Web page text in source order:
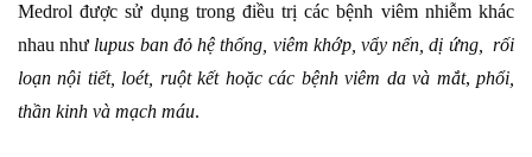
Medrol được sử dụng trong điều trị các bệnh viêm nhiễm khác
nhau như lupus ban đỏ hệ thống, viêm khớp, vẩy nến, dị ứng, rối
loạn nội tiết, loét, ruột kết hoặc các bệnh viêm da và mắt,phổi,
thần kinh và mạch máu.